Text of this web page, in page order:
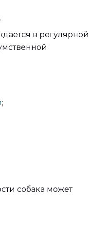
в регулярной
;
собака может